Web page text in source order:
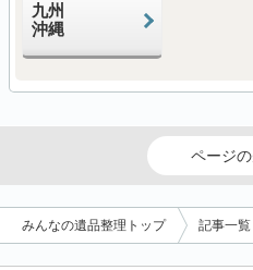
九州
沖縄
ページ
みんなの遺品整理トップ 記事一覧